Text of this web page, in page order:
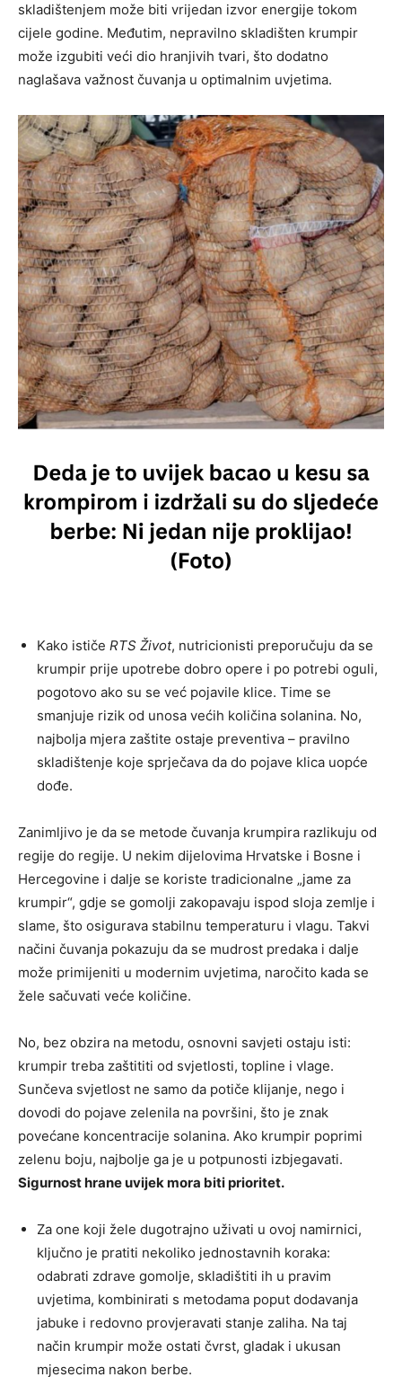
skladištenjem može biti vrijedan izvor energije tokom
cijele godine. Međutim, nepravilno skladišten krumpir
može izgubiti veći dio hranjivih tvari, što dodatno
naglašava važnost čuvanja u optimalnim uvjetima.
Kako ističe RTS Život, nutricionisti preporučuju da se
krumpir prije upotrebe dobro opere i po potrebi oguli,
pogotovo ako su se već pojavile klice. Time se
smanjuje rizik od unosa većih količina solanina. No,
najbolja mjera zaštite ostaje preventiva – pravilno
skladištenje koje sprječava da do pojave klica uopće
dođe.
Zanimljivo je da se metode čuvanja krumpira razlikuju od
regije do regije. U nekim dijelovima Hrvatske i Bosne i
Hercegovine i dalje se koriste tradicionalne „jame za
krumpir“, gdje se gomolji zakopavaju ispod sloja zemlje i
slame, što osigurava stabilnu temperaturu i vlagu. Takvi
načini čuvanja pokazuju da se mudrost predaka i dalje
može primijeniti u modernim uvjetima, naročito kada se
žele sačuvati veće količine.
No, bez obzira na metodu, osnovni savjeti ostaju isti:
krumpir treba zaštititi od svjetlosti, topline i vlage.
Sunčeva svjetlost ne samo da potiče klijanje, nego i
dovodi do pojave zelenila na površini, što je znak
povećane koncentracije solanina. Ako krumpir poprimi
zelenu boju, najbolje ga je u potpunosti izbjegavati.
Sigurnost hrane uvijek mora biti prioritet.
Za one koji žele dugotrajno uživati u ovoj namirnici,
ključno je pratiti nekoliko jednostavnih koraka:
odabrati zdrave gomolje, skladištiti ih u pravim
uvjetima, kombinirati s metodama poput dodavanja
jabuke i redovno provjeravati stanje zaliha. Na taj
način krumpir može ostati čvrst, gladak i ukusan
mjesecima nakon berbe.